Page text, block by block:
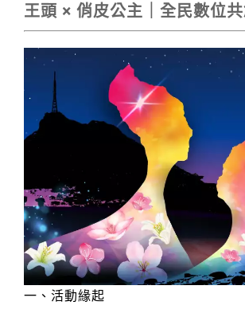
王頭 × 俏皮公主｜全民數位
一、活動緣起